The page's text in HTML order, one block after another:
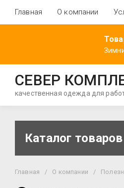
Главная О компании
СЕВЕР
качественная одежда для
Каталог товаров
Главная / О компании /